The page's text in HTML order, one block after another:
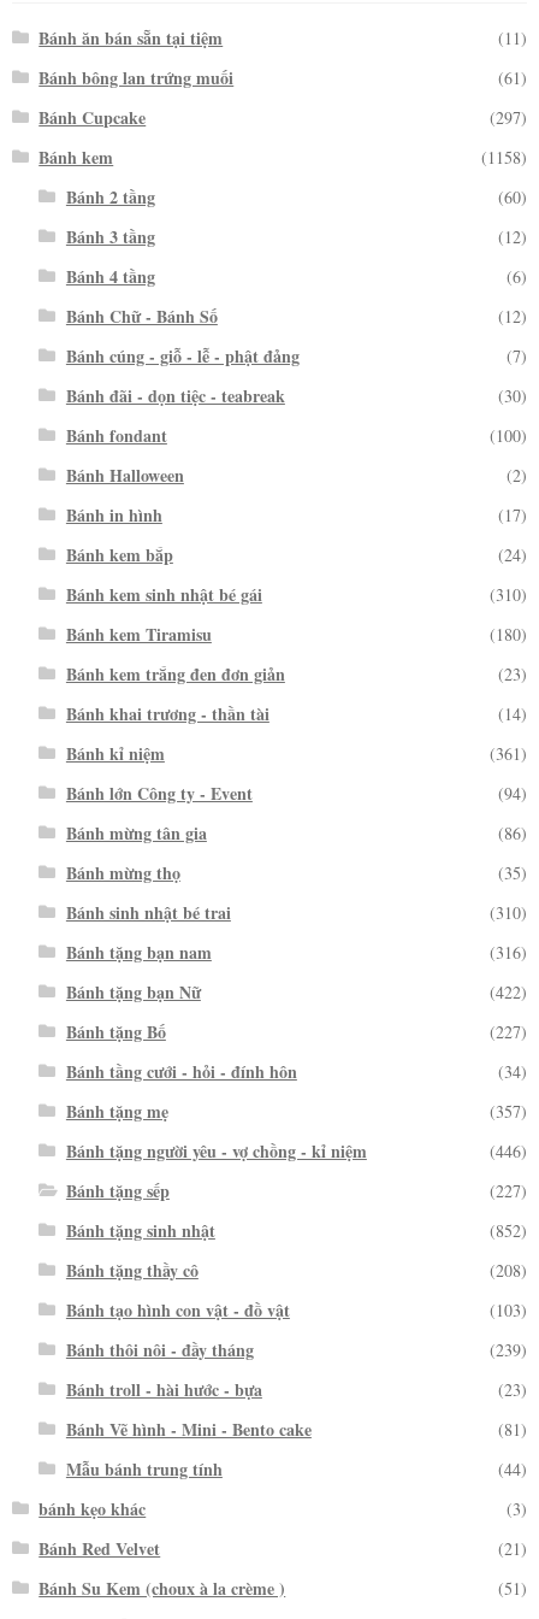
Bánh ăn bán sẵn tại tiệm (11)
Bánh bông lan trứng muối (61)
Bánh Cupcake (297)
Bánh kem (1158)
Bánh 2 tầng (60)
Bánh 3 tầng (12)
Bánh 4 tầng (6)
Bánh Chữ - Bánh Số (12)
Bánh cúng - giỗ - lễ - phật đảng (7)
Bánh đãi - dọn tiệc - teabreak (30)
Bánh fondant (100)
Bánh Halloween (2)
Bánh in hình (17)
Bánh kem bắp (24)
Bánh kem sinh nhật bé gái (310)
Bánh kem Tiramisu (180)
Bánh kem trắng đen đơn giản (23)
Bánh khai trương - thần tài (14)
Bánh kỉ niệm (361)
Bánh lớn Công ty - Event (94)
Bánh mừng tân gia (86)
Bánh mừng thọ (35)
Bánh sinh nhật bé trai (310)
Bánh tặng bạn nam (316)
Bánh tặng bạn Nữ (422)
Bánh tặng Bố (227)
Bánh tầng cưới - hỏi - đính hôn (34)
Bánh tặng mẹ (357)
Bánh tặng người yêu - vợ chồng - kỉ niệm (446)
Bánh tặng sếp (227)
Bánh tặng sinh nhật (852)
Bánh tặng thầy cô (208)
Bánh tạo hình con vật - đồ vật (103)
Bánh thôi nôi - đầy tháng (239)
Bánh troll - hài hước - bựa (23)
Bánh Vẽ hình - Mini - Bento cake (81)
Mẫu bánh trung tính (44)
bánh kẹo khác (3)
Bánh Red Velvet (21)
Bánh Su Kem (choux à la crème ) (51)